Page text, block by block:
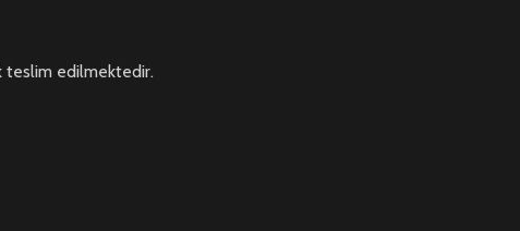
teslim edilmektedir.